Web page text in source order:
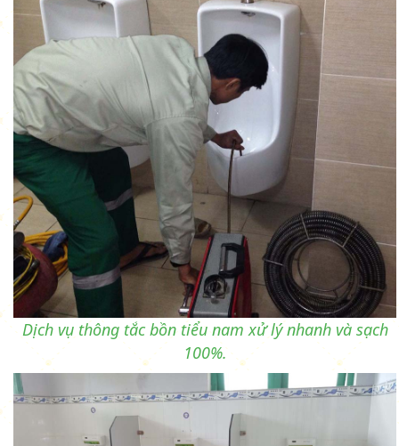
Dịch vụ thông tắc bồn tiểu nam xử lý nhanh và sạch
100%.